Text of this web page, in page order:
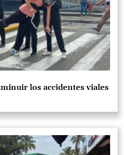
los accidentes viales